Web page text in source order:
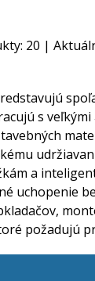
20 |
s
a
uchopenie
požadujú